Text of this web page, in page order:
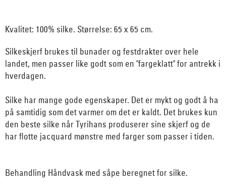
Kvalitet: 100% silke. Størrelse: 65 x 65 cm.
Silkeskjerf brukes til bunader og festdrakter over hele
landet, men passer like godt som en "fargeklatt" for antrekk i
hverdagen.
Silke har mange gode egenskaper. Det er mykt og godt å ha
på samtidig som det varmer om det er kaldt. Det brukes kun
den beste silke når Tyrihans produserer sine skjerf og de
har flotte jacquard mønstre med farger som passer i tiden.
Behandling Håndvask med såpe beregnet for silke.